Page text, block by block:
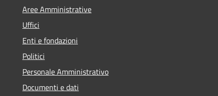
Aree Amministrative
Uffici
Enti e fondazioni
Politici
Personale Amministrativo
Documenti e dati